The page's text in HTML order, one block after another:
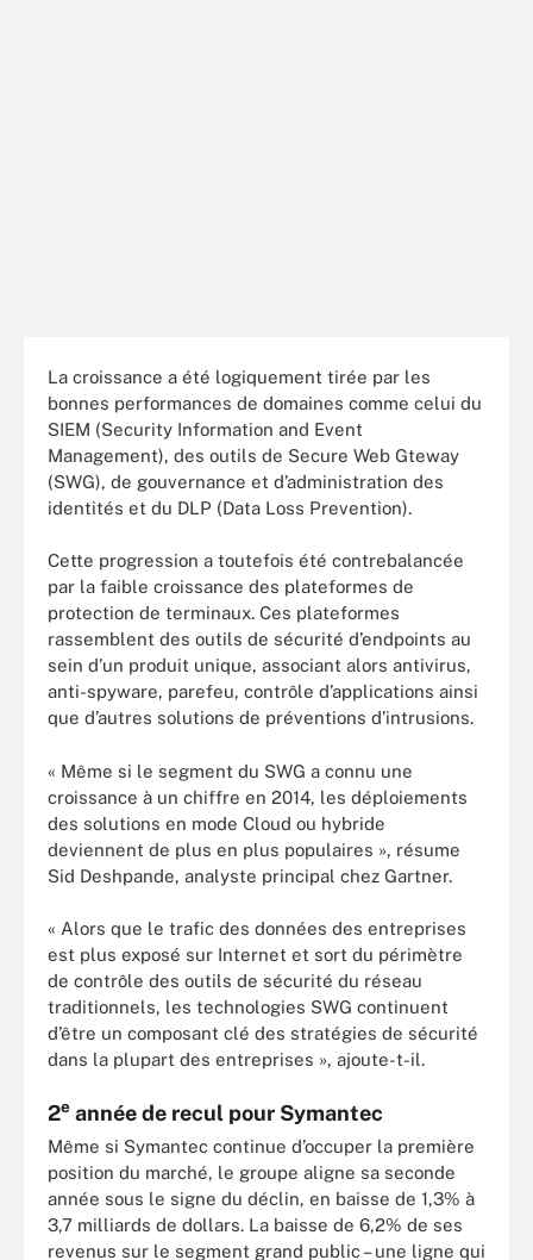
La croissance a été logiquement tirée par les
bonnes performances de domaines comme celui du
SIEM (Security Information and Event
Management), des outils de Secure Web Gteway
(SWG), de gouvernance et d’administration des
identités et du DLP (Data Loss Prevention).
Cette progression a toutefois été contrebalancée
par la faible croissance des plateformes de
protection de terminaux. Ces plateformes
rassemblent des outils de sécurité d’endpoints au
sein d’un produit unique, associant alors antivirus,
anti-spyware, parefeu, contrôle d’applications ainsi
que d’autres solutions de préventions d’intrusions.
« Même si le segment du SWG a connu une
croissance à un chiffre en 2014, les déploiements
des solutions en mode Cloud ou hybride
deviennent de plus en plus populaires », résume
Sid Deshpande, analyste principal chez Gartner.
« Alors que le trafic des données des entreprises
est plus exposé sur Internet et sort du périmètre
de contrôle des outils de sécurité du réseau
traditionnels, les technologies SWG continuent
d’être un composant clé des stratégies de sécurité
dans la plupart des entreprises », ajoute-t-il.
2e année de recul pour Symantec
Même si Symantec continue d’occuper la première
position du marché, le groupe aligne sa seconde
année sous le signe du déclin, en baisse de 1,3% à
3,7 milliards de dollars. La baisse de 6,2% de ses
revenus sur le segment grand public – une ligne qui